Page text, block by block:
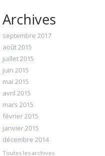
Archives
septembre 2017
août 2015
juillet 2015
juin 2015
mai 2015
avril 2015
mars 2015
février 2015
janvier 2015
décembre 2014
Toutes les archives